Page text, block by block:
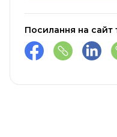
Посилання на сайт